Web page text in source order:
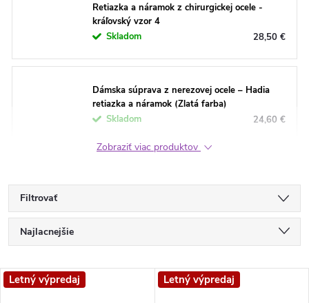
Retiazka a náramok z chirurgickej ocele -
kráľovský vzor 4
Skladom
28,50 €
Dámska súprava z nerezovej ocele – Hadia
retiazka a náramok (Zlatá farba)
Skladom
24,60 €
Zobraziť viac produktov
Filtrovať
R
a
Najlacnejšie
Najdrahšie
V
Letný výpredaj Letný výpredaj